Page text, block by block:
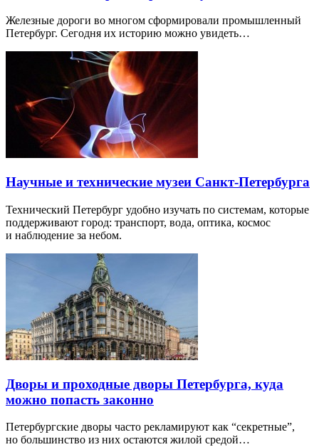
Железные дороги во многом сформировали промышленный
Петербург. Сегодня их историю можно увидеть…
Научные и технические музеи Санкт-Петербурга
Технический Петербург удобно изучать по системам, которые
поддерживают город: транспорт, вода, оптика, космос
и наблюдение за небом.
Дворы и проходные дворы Петербурга, куда
можно попасть законно
Петербургские дворы часто рекламируют как “секретные”,
но большинство из них остаются жилой средой…